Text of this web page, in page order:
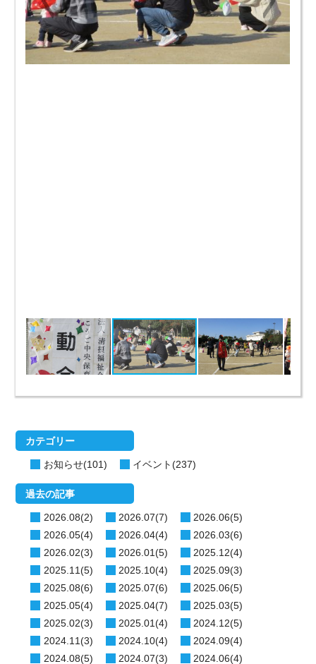
カテゴリー
お知らせ(101) イベント(237)
過去の記事
2026.08(2) 2026.07(7)
2026.06(5)
2026.05(4)
2026.04(4)
2026.03(6)
2026.02(3)
2026.01(5)
2025.12(4)
2025.11(5)
2025.10(4)
2025.09(3)
2025.08(6)
2025.07(6)
2025.06(5)
2025.05(4)
2025.04(7)
2025.03(5)
2025.02(3)
2025.01(4)
2024.12(5)
2024.11(3)
2024.10(4)
2024.09(4)
2024.08(5)
2024.07(3)
2024.06(4)